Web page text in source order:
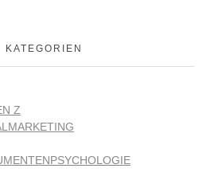
KATEGORIEN
Z